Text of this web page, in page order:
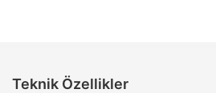
Teknik Özellikler